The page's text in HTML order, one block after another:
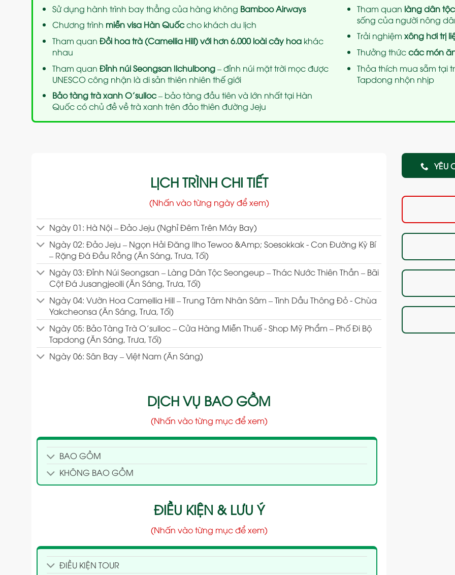
Sử dụng hành trình bay thẳng của hàng không Bamboo Airways
Chương trình miễn visa Hàn Quốccho khách du lịch
Tham quan Đồi hoa trà (Camellia Hill) với hơn 6.000 loài cây hoakhác
nhau
Tham quan Đỉnh núi Seongsan Ilchulbong– đỉnh núi mặt trời mọc được
UNESCO công nhận là di sản thiên nhiên thế giới
Bảo tàng trà xanh O’sulloc– bảo tàng đầu tiên và lớn nhất tại Hàn
Quốc có chủ đề về trà xanh trên đảo thiên đường Jeju
Tham quan làng dân
sống của người nông
Trải nghiệm xông hơi trị
Thưởng thứccác món
Thỏa thích mua sẵm tại
Tapdong nhộn nhịp
LỊCH TRÌNH CHI TIẾT
(Nhấn vào từng ngày để xem)
Ngày 01: Hà Nội – Đảo Jeju (Nghỉ Đêm Trên Máy Bay)
Ngày 02: Đảo Jeju – Ngọn Hải Đăng Ilho Tewoo &Amp; Soesokkak - Con Đường Kỳ Bí
– Rặng Đá Đầu Rồng (Ăn Sáng, Trưa, Tối)
Ngày 03: Đỉnh Núi Seongsan – Làng Dân Tộc Seongeup – Thác Nước Thiên Thần – Bãi
Cột Đá Jusangjeolli (Ăn Sáng, Trưa, Tối)
Ngày 04: Vườn Hoa Camellia Hill – Trung Tâm Nhân Sâm – Tinh Dầu Thông Đỏ - Chùa
Yakcheonsa (Ăn Sáng, Trưa, Tối)
Ngày 05: Bảo Tàng Trà O’sulloc – Cửa Hàng Miễn Thuế - Shop Mỹ Phẩm – Phố Đi Bộ
Tapdong (Ăn Sáng, Trưa, Tối)
Ngày 06: Sân Bay – Việt Nam (Ăn Sáng)
DỊCH VỤ BAO GỒM
(Nhấn vào từng mục để xem)
BAO GỒM
KHÔNG BAO GỒM
ĐIỀU KIỆN & LƯU Ý
(Nhấn vào từng mục để xem)
ĐIỀU KIỆN TOUR
YÊU